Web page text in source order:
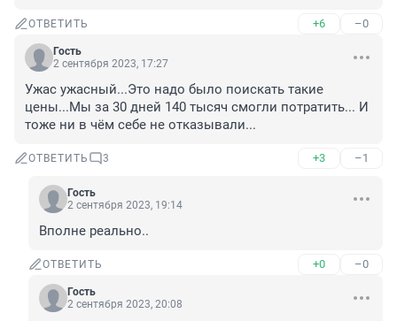
ОТВЕТИТЬ +6 –0
Гость
2 сентября 2023, 17:27
Ужас ужасный...Это надо было поискать такие
цены...Мы за 30 дней 140 тысяч смогли потратить... И
тоже ни в чём себе не отказывали...
ОТВЕТИТЬ 3 +3 –1
Гость
2 сентября 2023, 19:14
Вполне реально..
ОТВЕТИТЬ +0 –0
Гость
2 сентября 2023, 20:08